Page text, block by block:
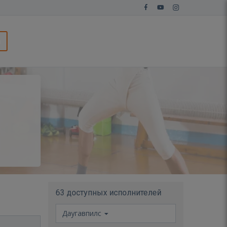
63 доступных исполнителей
Даугавпилс